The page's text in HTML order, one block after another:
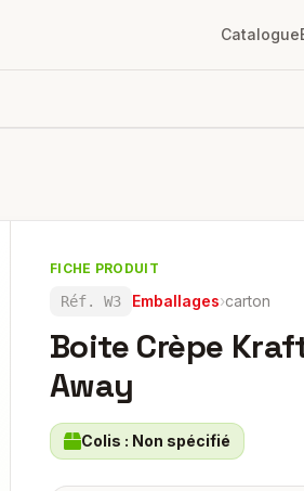
Catalogue
FICHE PRODUIT
Réf. W3 Emballages›carton
Boite Crèpe
Away
Colis : Non spécifié